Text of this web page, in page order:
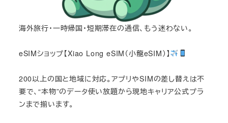
海外旅行・一時帰国・短期滞在の通信、もう迷わない。
eSIMショップ【Xiao Long eSIM（小龍eSIM）】
200以上の国と地域に対応。アプリやSIMの差し替えは不
要で、“本物”のデータ使い放題から現地キャリア公式プラ
ンまで揃います。